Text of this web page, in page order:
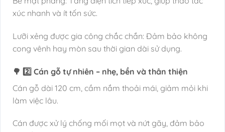
xúc nhanh và ít tốn sức.
Lưỡi xẻng được gia công chắc chắn: Đảm bảo không
cong vênh hay mòn sau thời gian dài sử dụng.
🌳 2️⃣ Cán gỗ tự nhiên – nhẹ, bền và thân thiện
Cán gỗ dài 120 cm, cầm nắm thoải mái, giảm mỏi khi
làm việc lâu.
Cán được xử lý chống mối mọt và nứt gãy, đảm bảo